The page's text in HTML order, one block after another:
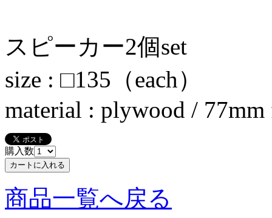
スピーカー2個set
size : □135（each）
material : plywood /
購入数
商品一覧へ戻る